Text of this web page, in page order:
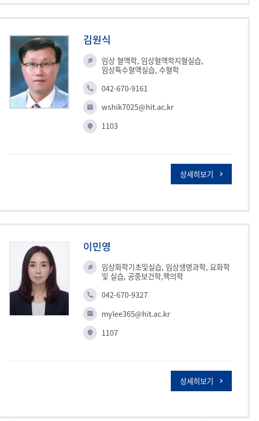
김원식
임상 혈액학, 임상혈액학지혈실습,
임상특수혈액실습, 수혈학
042-670-9161
wshik7025@hit.ac.kr
1103
상세히보기
이민영
임상화학기초및실습, 임상생명과학, 요화학
및 실습, 공중보건학,핵의학
042-670-9327
mylee365@hit.ac.kr
1107
상세히보기